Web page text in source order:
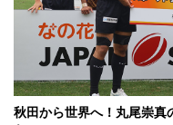
秋田から世界へ！丸尾崇真